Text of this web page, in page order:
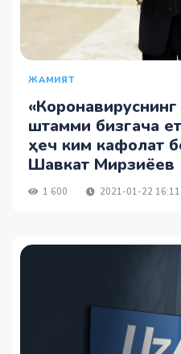
ЖАМИЯТ
«Коронавируснинг
штамми бизгача
ҳеч ким кафолат
Шавкат Мирзиёев
1 600 2021-01-22 16:11